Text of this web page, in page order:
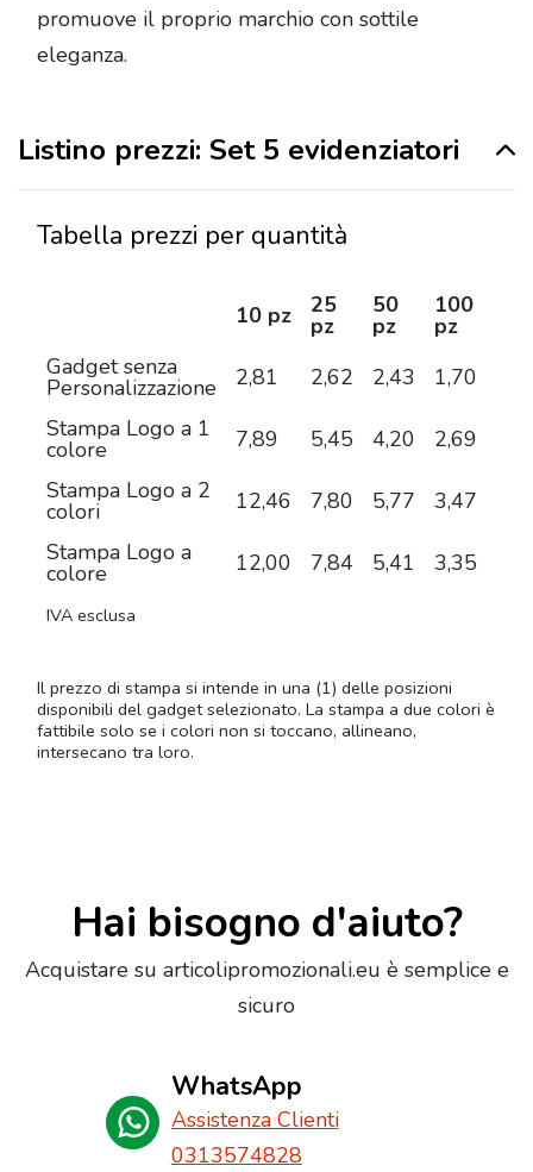
promuove il proprio marchio con sottile
eleganza.
Listino prezzi: Set 5 evidenziatori
Tabella prezzi per quantità
10 pz 25
pz
50
pz
100
pz
Gadget senza
Personalizzazione 2,81 2,62 2,43 1,70
Stampa Logo a 1
colore 7,89 5,45 4,20 2,69
Stampa Logo a 2
colori 12,46 7,80 5,77 3,47
Stampa Logo a
colore 12,00 7,84 5,41 3,35
IVA esclusa
Il prezzo di stampa si intende in una (1) delle posizioni
disponibili del gadget selezionato. La stampa a due colori è
fattibile solo se i colori non si toccano, allineano,
intersecano tra loro.
Hai bisogno d'aiuto?
Acquistare su articolipromozionali.eu è semplice e
sicuro
WhatsApp
Assistenza Clienti
0313574828